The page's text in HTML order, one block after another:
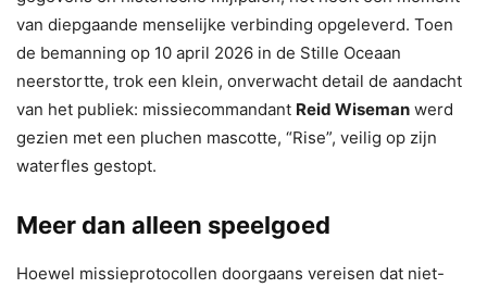
van diepgaande menselijke verbinding opgeleverd. Toen
de bemanning op 10 april 2026 in de Stille Oceaan
neerstortte, trok een klein, onverwacht detail de aandacht
van het publiek: missiecommandant Reid Wiseman werd
gezien met een pluchen mascotte, “Rise”, veilig op zijn
waterfles gestopt.
Meer dan alleen speelgoed
Hoewel missieprotocollen doorgaans vereisen dat niet-